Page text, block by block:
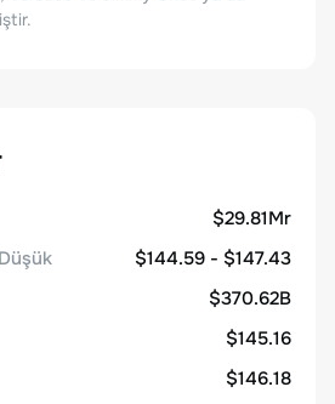
$29.81Mr
$144.59 - $147.43
$370.62B
$145.16
$146.18